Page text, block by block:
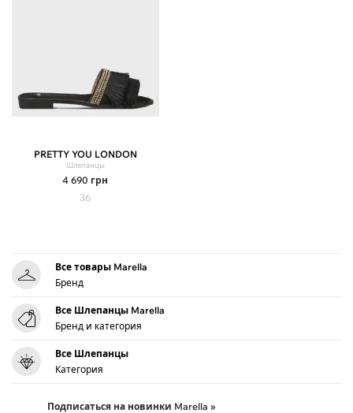
PRETTY YOU LONDON
Шлепанцы
4 690 грн
36
Все товары Marella
Бренд
Все Шлепанцы Marella
Бренд и категория
Все Шлепанцы
Категория
Подписаться на новинки Marella »